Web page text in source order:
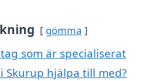
gömma
som är specialiserat
Skurup hjälpa till med?